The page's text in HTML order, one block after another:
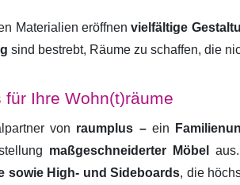
Materialien eröffnenvielfältige
sind bestrebt, Räume zu schaffen, die
Ihre Wohn(t)räume
von raumplus –ein
maßgeschneiderter Möbel
sowie High- und Sideboards, die